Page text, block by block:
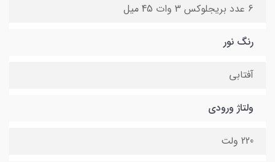
6 عدد بریجلوکس 3 وات 45 میل
رنگ نور
آفتابی
ولتاژ ورودی
220 ولت